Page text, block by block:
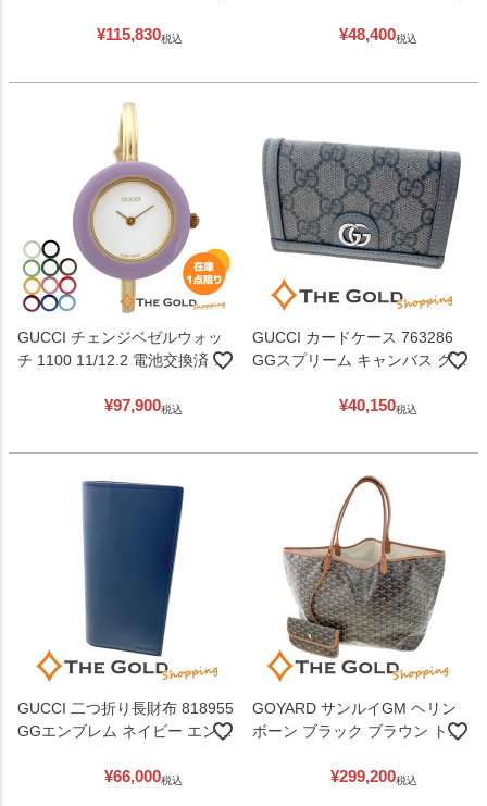
ィ ミニバッグ グッチ 【中古】
¥115,830税込
財布 レディース グッチ 【中
¥48,400税込
GUCCI チェンジベゼルウォッ
チ 1100 11/12.2 電池交換済 ク
レディースウォッチ グッチ
¥97,900税込
GUCCI カードケース 763286
GGスプリーム キャンバス グレ
¥40,150税込
GUCCI 二つ折り長財布 818955
GGエンブレム ネイビー エンボ
ズ グッチ 【中古】
¥66,000税込
GOYARD サンルイGM ヘリン
ボーン ブラック ブラウン トー
ゴヤール 【中古】
¥299,200税込